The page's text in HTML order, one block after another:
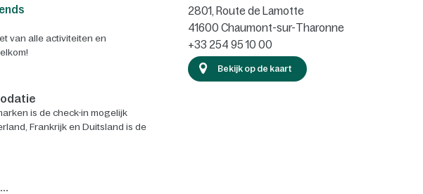
van alle activiteiten en
is de check-in mogelijk
Frankrijk en Duitsland is de
2801, Route de Lamotte
41600 Chaumont-sur-Tharonne
+33 254 95 10 00
Bekijk op de kaart